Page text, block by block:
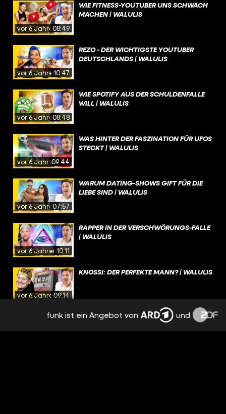
vor 6 Jahren08:49
WIE FITNESS-YOUTUBER UNS SCHWACH
MACHEN | WALULIS
vor 6 Jahren10:47
REZO - DER WICHTIGSTE YOUTUBER
DEUTSCHLANDS | WALULIS
vor 6 Jahren08:48
WIE SPOTIFY AUS DER SCHULDENFALLE
WILL | WALULIS
vor 6 Jahren09:44
WAS HINTER DER FASZINATION FÜR UFOS
STECKT | WALULIS
vor 6 Jahren07:57
WARUM DATING-SHOWS GIFT FÜR DIE
LIEBE SIND | WALULIS
vor 6 Jahren10:11
RAPPER IN DER VERSCHWÖRUNGS-FALLE
| WALULIS
vor 6 Jahren09:14
KNOSSI: DER PERFEKTE MANN? | WALULIS
DAS GEHEIMNIS HINTER DEM POKÉMON-
funk ist ein Angebot von und